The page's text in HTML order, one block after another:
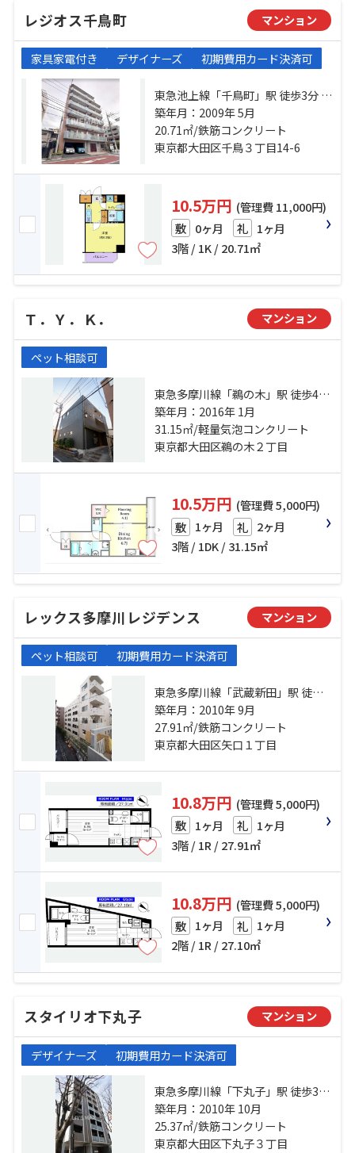
レジオス千鳥町 マンション
家具家電付き デザイナーズ 初期費用カード決済可
東急池上線「千鳥町」駅 徒歩3分 東
急多摩川線「下丸子」駅 徒歩5分 東
急多摩川線「武蔵新田」駅 徒歩8分
築年月：2009年 5月
20.71㎡/鉄筋コンクリート
東京都大田区千鳥３丁目14-6
10.5万円 (管理費 11,000円)
敷 0ヶ月 礼 1ヶ月
3階 / 1K / 20.71㎡
Ｔ．Ｙ．Ｋ． マンション
ペット相談可
東急多摩川線「鵜の木」駅 徒歩4分
東急池上線「久が原」駅 徒歩12分
東急多摩川線「下丸子」駅 徒歩13
分
築年月：2016年 1月
31.15㎡/軽量気泡コンクリート
東京都大田区鵜の木２丁目
10.5万円 (管理費 5,000円)
敷 1ヶ月 礼 2ヶ月
3階 / 1DK / 31.15㎡
レックス多摩川レジデンス マンション
ペット相談可 初期費用カード決済可
東急多摩川線「武蔵新田」駅 徒歩2
分 東急多摩川線「下丸子」駅 徒歩8
分 東急池上線「千鳥町」駅 徒歩9分
築年月：2010年 9月
27.91㎡/鉄筋コンクリート
東京都大田区矢口１丁目
10.8万円 (管理費 5,000円)
敷 1ヶ月 礼 1ヶ月
3階 / 1R / 27.91㎡
10.8万円 (管理費 5,000円)
敷 1ヶ月 礼 1ヶ月
2階 / 1R / 27.10㎡
スタイリオ下丸子 マンション
デザイナーズ 初期費用カード決済可
東急多摩川線「下丸子」駅 徒歩3分
東急池上線「千鳥町」駅 徒歩8分 東
急池上線「久が原」駅 徒歩15分
築年月：2010年 10月
25.37㎡/鉄筋コンクリート
東京都大田区下丸子３丁目